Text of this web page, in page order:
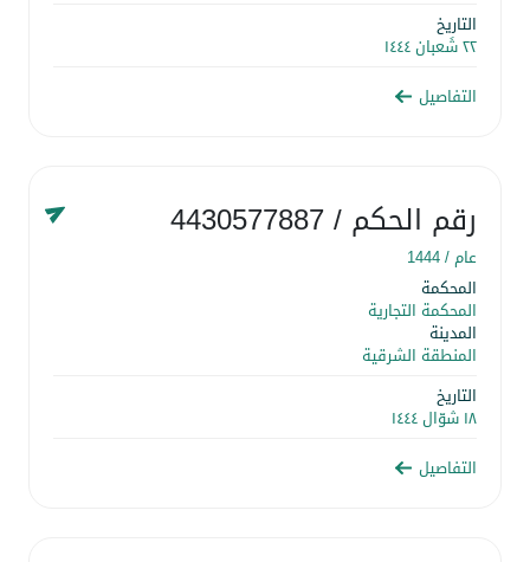
التاريخ
٢٢ شَعبان ١٤٤٤
التفاصيل
رقم الحكم/ 4430577887
عام /1444
المحكمة
المحكمة التجارية
المدينة
المنطقة الشرقية
التاريخ
١٨ شوّال ١٤٤٤
التفاصيل